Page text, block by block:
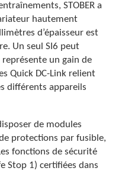
STOBER a
hautement
d’épaisseur est
Un seul SI6 peut
représente un gain de
Quick DC-Link relient
différents appareils
de modules
protections par fusible,
fonctions de sécurité
Stop 1) certifiées dans